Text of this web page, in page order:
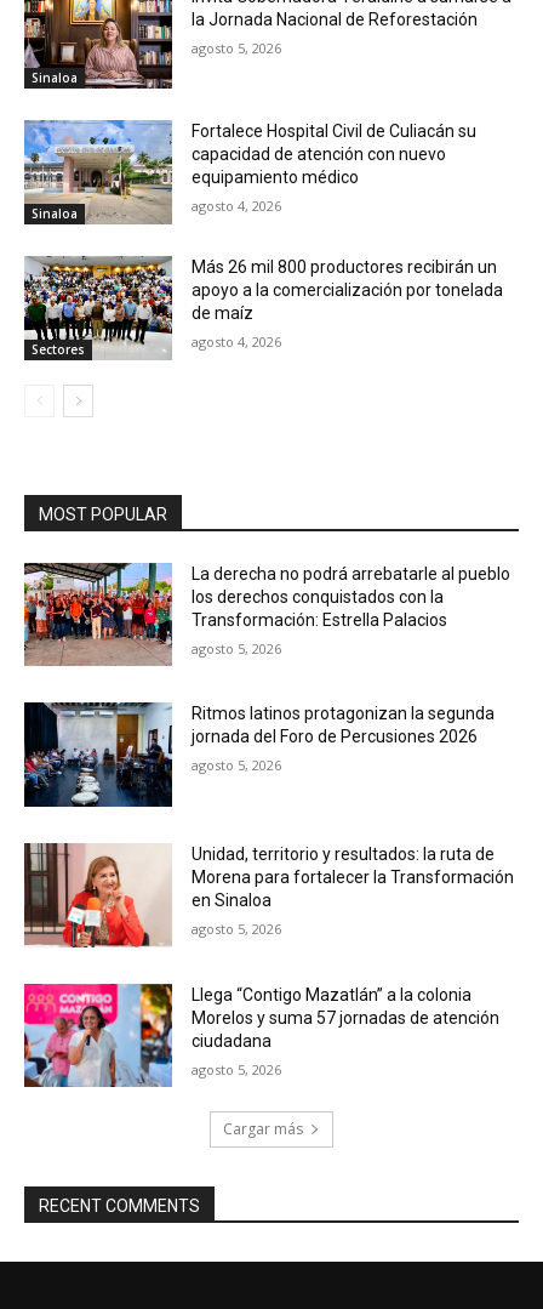
Sinaloa
la Jornada Nacional de Reforestación
agosto 5, 2026
Sinaloa
Fortalece Hospital Civil de Culiacán su
capacidad de atención con nuevo
equipamiento médico
agosto 4, 2026
Sectores
Más 26 mil 800 productores recibirán un
apoyo a la comercialización por tonelada
de maíz
agosto 4, 2026
MOST POPULAR
La derecha no podrá arrebatarle al pueblo
los derechos conquistados con la
Transformación: Estrella Palacios
agosto 5, 2026
Ritmos latinos protagonizan la segunda
jornada del Foro de Percusiones 2026
agosto 5, 2026
Unidad, territorio y resultados: la ruta de
Morena para fortalecer la Transformación
en Sinaloa
agosto 5, 2026
Llega “Contigo Mazatlán” a la colonia
Morelos y suma 57 jornadas de atención
ciudadana
agosto 5, 2026
Cargar más
RECENT COMMENTS